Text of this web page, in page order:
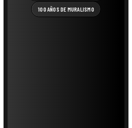
100 AÑOS DE MURALISMO